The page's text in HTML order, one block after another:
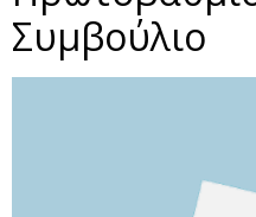
Συμβούλιο